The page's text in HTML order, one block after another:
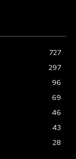
727
297
96
69
46
43
28